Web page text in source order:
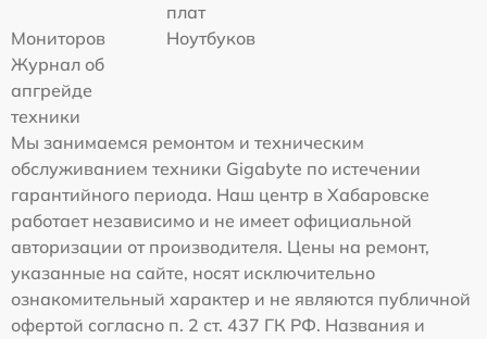
плат
Мониторов
Ноутбуков
Журнал об
апгрейде
техники
Мы занимаемся ремонтом и техническим
обслуживанием техники Gigabyte по истечении
гарантийного периода. Наш центр в Хабаровске
работает независимо и не имеет официальной
авторизации от производителя. Цены на ремонт,
указанные на сайте, носят исключительно
ознакомительный характер и не являются публичной
офертой согласно п. 2 ст. 437 ГК РФ. Названия и